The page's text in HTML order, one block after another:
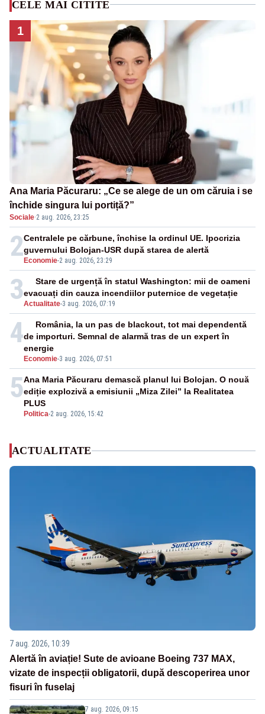
CELE MAI CITITE
1
Ana Maria Păcuraru: „Ce se alege de un om căruia i se
închide singura lui portiță?”
Sociale·2 aug. 2026, 23:25
2 Economie-2 aug. 2026, 23:29
Centralele pe cărbune, închise la ordinul UE. Ipocrizia
guvernului Bolojan-USR după starea de alertă
3Actualitate-3 aug. 2026, 07:19
Stare de urgență în statul Washington: mii de oameni
evacuați din cauza incendiilor puternice de vegetație
4
Economie-3 aug. 2026, 07:51
România, la un pas de blackout, tot mai dependentă
de importuri. Semnal de alarmă tras de un expert în
energie
5
Politica-2 aug. 2026, 15:42
Ana Maria Păcuraru demască planul lui Bolojan. O nouă
ediție explozivă a emisiunii „Miza Zilei” la Realitatea
PLUS
ACTUALITATE
7 aug. 2026, 10:39
Alertă în aviație! Sute de avioane Boeing 737 MAX,
vizate de inspecții obligatorii, după descoperirea unor
fisuri în fuselaj
7 aug. 2026, 09:15